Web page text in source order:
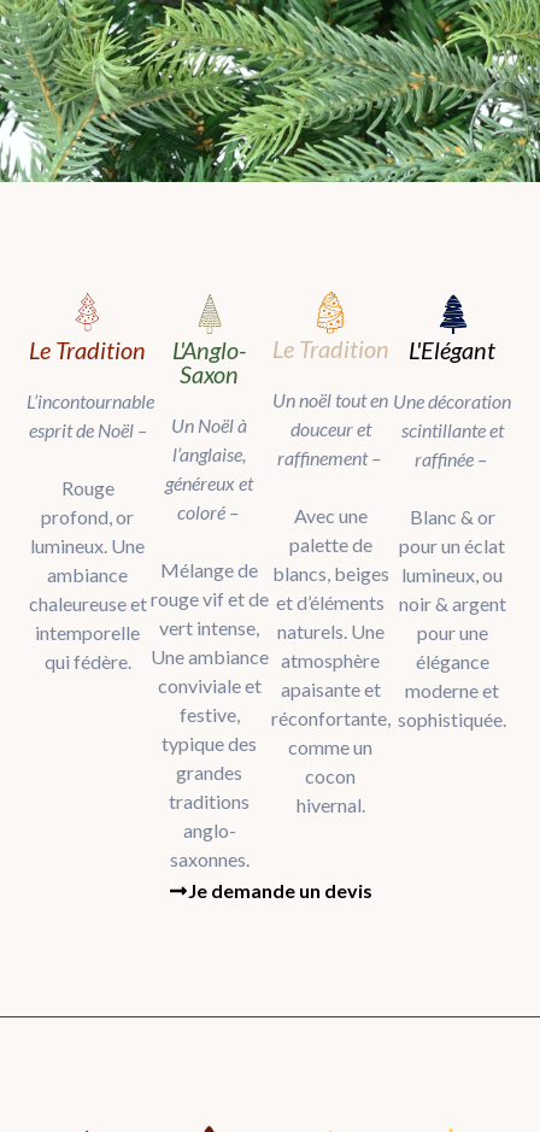
Le Tradition
L’incontournable
esprit de Noël –
Rouge
profond, or
lumineux. Une
ambiance
chaleureuse et
intemporelle
qui fédère.
L'Anglo-
Saxon
Un Noël à
l’anglaise,
généreux et
coloré–
Mélange de
rouge vif et de
vert intense,
Une ambiance
conviviale et
festive,
typique des
grandes
traditions
anglo-
saxonnes.
Le Tradition
Un noël tout en
douceur et
raffinement–
Avec une
palette de
blancs, beiges
et d’éléments
naturels. Une
atmosphère
apaisante et
réconfortante,
comme un
cocon
hivernal.
L'Elégant
Une décoration
scintillante et
raffinée –
Blanc & or
pour un éclat
lumineux, ou
noir & argent
pour une
élégance
moderne et
sophistiquée.
Je demande un devis